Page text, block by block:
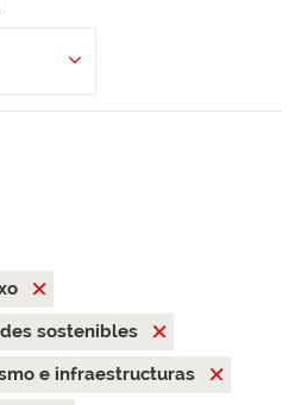
sostenibles
e infraestructuras